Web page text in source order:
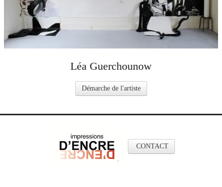
Léa Guerchounow
Démarche de l'artiste
CONTACT